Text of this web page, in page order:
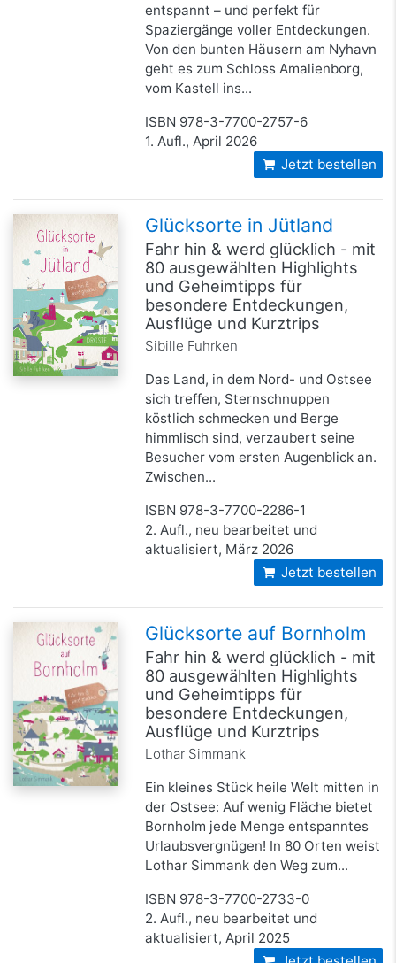
entspannt – und perfekt für
Spaziergänge voller Entdeckungen.
Von den bunten Häusern am Nyhavn
geht es zum Schloss Amalienborg,
vom Kastell ins...
ISBN 978-3-7700-2757-6
1. Aufl., April 2026
Jetzt bestellen
Glücksorte in Jütland
Fahr hin & werd glücklich - mit
80 ausgewählten Highlights
und Geheimtipps für
besondere Entdeckungen,
Ausflüge und Kurztrips
Sibille Fuhrken
Das Land, in dem Nord- und Ostsee
sich treffen, Sternschnuppen
köstlich schmecken und Berge
himmlisch sind, verzaubert seine
Besucher vom ersten Augenblick an.
Zwischen...
ISBN 978-3-7700-2286-1
2. Aufl., neu bearbeitet und
aktualisiert, März 2026
Jetzt bestellen
Glücksorte auf Bornholm
Fahr hin & werd glücklich - mit
80 ausgewählten Highlights
und Geheimtipps für
besondere Entdeckungen,
Ausflüge und Kurztrips
Lothar Simmank
Ein kleines Stück heile Welt mitten in
der Ostsee: Auf wenig Fläche bietet
Bornholm jede Menge entspanntes
Urlaubsvergnügen! In 80 Orten weist
Lothar Simmank den Weg zum...
ISBN 978-3-7700-2733-0
2. Aufl., neu bearbeitet und
aktualisiert, April 2025